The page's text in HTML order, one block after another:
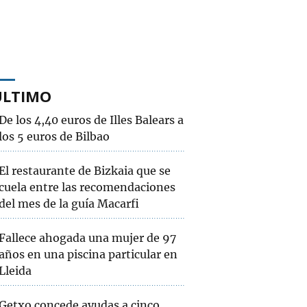
los 4,40 euros de Illes Balears a
5 euros de Bilbao
restaurante de Bizkaia que se
entre las recomendaciones
mes de la guía Macarfi
ahogada una mujer de 97
en una piscina particular en